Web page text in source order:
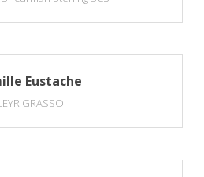
Eustache
GRASSO